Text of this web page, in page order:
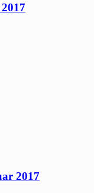
2017